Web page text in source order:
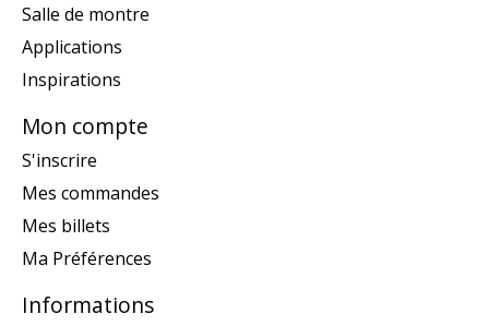
Salle de montre
Applications
Inspirations
Mon compte
S'inscrire
Mes commandes
Mes billets
Ma Préférences
Informations